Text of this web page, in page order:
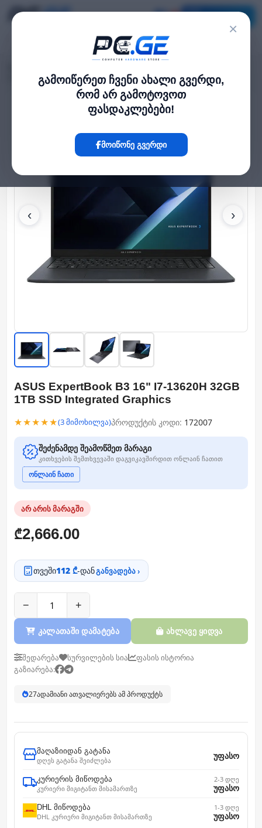
×
გამოიწერეთ ჩვენი ახალი გვერდი,
რომ არ გამოტოვოთ
ფასდაკლებები!
მოიწონე გვერდი
ASUS ExpertBook B3 16" I7-13620H 32GB 1TB SSD Integrated Graphics
‹ ›
ASUS ExpertBook B3 16" I7-13620H 32GB
1TB SSD Integrated Graphics
★★★★★(3 მიმოხილვა)პროდუქტის კოდი: 172007
შეძენამდე შეამოწმეთ მარაგი
კითხვების შემთხვევაში დაგვიკავშირდით ონლაინ ჩათით
ონლაინ ჩათი
არ არის მარაგში
₾2,666.00
თვეში112 ₾-დანგანვადება ›
− +
კალათაში დამატება ახლავე ყიდვა
შედარება სურვილების სია
ფასის ისტორია
გაზიარება:
27ადამიანი ათვალიერებს ამ პროდუქტს
მაღაზიიდან გატანა
დღეს გატანა შეიძლება
უფასო
კურიერის მიწოდება
კურიერი მიგიტანთ მისამართზე
2-3 დღე
უფასო
DHL მიწოდება
DHL კურიერი მიგიტანთ მისამართზე
1-3 დღე
უფასო